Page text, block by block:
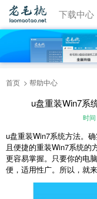
视频教程 下载中心
首页 帮助中心
u盘重装Win7系
时
u盘重装Win7系统方法。
且便捷的重装Win7系统的
更容易掌握。只要你的电
便，适用性广。所以，就